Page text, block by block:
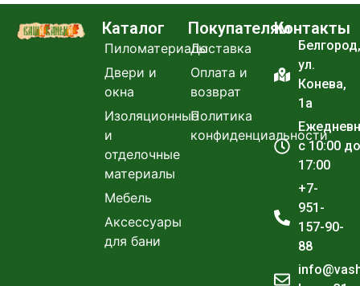
Каталог
Пиломатериалы
Двери и
окна
Изоляционные
и
отделочные
материалы
Мебель
Аксессуары
для бани
Покупателям
Доставка
Оплата и
возврат
Политика
конфиденциальности
Контакты
Белгород,
ул.
Конева,
1а
с 10:00 до
17:00
+7-
951-
157-90-
88